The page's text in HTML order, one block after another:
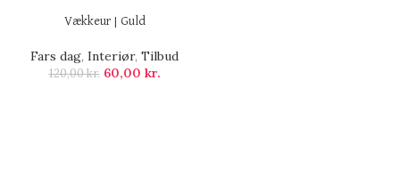
Vækkeur | Guld
Fars dag, Interiør, Tilbud
120,00kr. 60,00 kr.